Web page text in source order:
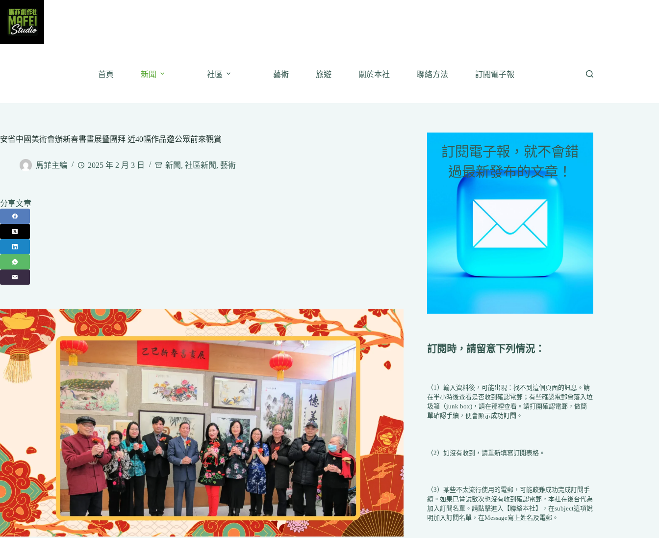
content
首頁 新聞 社區 藝術 旅遊 關於本社 聯絡方法 訂閱電子報
安省中國美術會辦新春書畫展暨團拜 近40幅作品邀公眾前來觀賞
馬菲主編 2025 年 2 月 3 日 新聞, 社區新聞, 藝術
分享文章
訂閱電子報，就不會錯
過最新發布的文章！
訂閱時，請留意下列情況：
（1）輸入資料後，可能出現：找不到這個頁面的訊息。請
在半小時後查看是否收到確認電郵；有些確認電郵會落入垃
圾箱（junk box)，請在那裡查看。請打開確認電郵，做簡
單確認手續，便會顯示成功訂閱。
（2）如沒有收到，請重新填寫訂閱表格。
（3）某些不太流行使用的電郵，可能較難成功完成訂閱手
續。如果已嘗試數次也沒有收到確認電郵，本社在後台代為
加入訂閱名單。請點擊進入【聯絡本社】，在subject這項說
明加入訂閱名單，在Message寫上姓名及電郵。